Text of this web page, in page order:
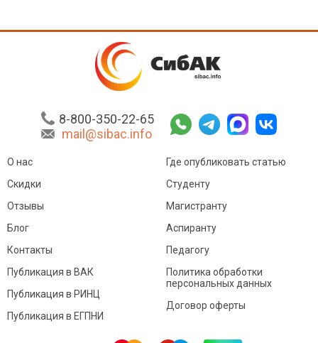
8-800-350-22-65
mail@sibac.info
О нас
Скидки
Отзывы
Блог
Контакты
Где опубликовать статью
Студенту
Магистранту
Аспиранту
Педагогу
Публикация в ВАК
Публикация в РИНЦ
Публикация в ЕГПНИ
Политика обработки
персональных данных
Договор оферты